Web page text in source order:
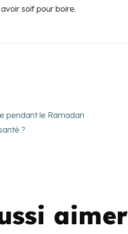
soif pour boire.
pendant le Ramadan
?
aimer